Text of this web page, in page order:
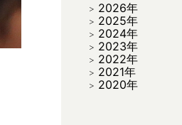
2026年
2025年
2024年
2023年
2022年
2021年
2020年